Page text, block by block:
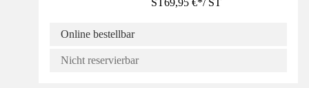
ST69,95 €*/ ST
Online bestellbar
Nicht reservierbar